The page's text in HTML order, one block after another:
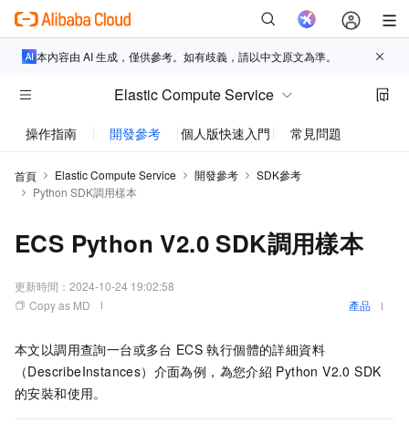
本內容由 AI 生成，僅供參考。如有歧義，請以中文原文為準。
Elastic Compute Service
操作指南 開發參考 個人版快速入門 常見問題
首頁 Elastic Compute Service 開發參考
SDK參考
Python SDK調用樣本
ECS Python V2.0 SDK調用樣本
更新時間： 2024-10-24 19:02:58
Copy as MD
產品
本文以調用查詢一台或多台 ECS 執行個體的詳細資料
（DescribeInstances）介面為例，為您介紹 Python V2.0 SDK
的安裝和使用。